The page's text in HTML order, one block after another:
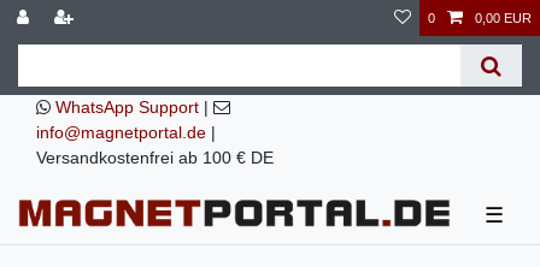
0 0,00 EUR
WhatsApp Support |
info@magnetportal.de |
Versandkostenfrei ab 100 € DE
☰